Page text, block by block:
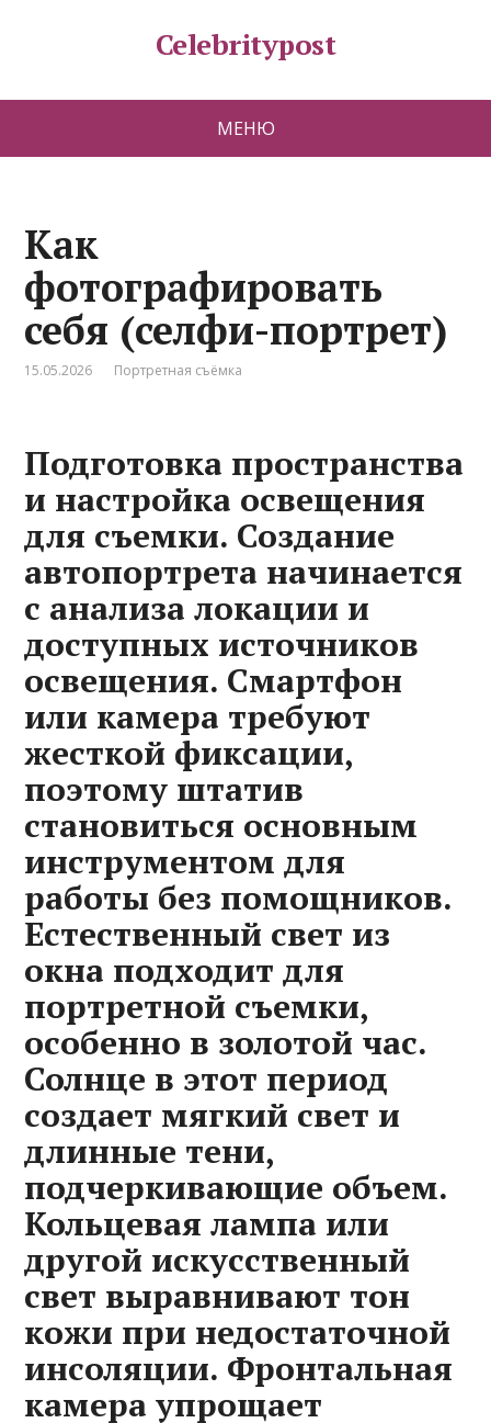
Celebritypost
МЕНЮ
Как
фотографировать
себя (селфи-портрет)
15.05.2026 Портретная съёмка
Подготовка пространства
и настройка освещения
для съемки. Создание
автопортрета начинается
с анализа локации и
доступных источников
освещения. Смартфон
или камера требуют
жесткой фиксации,
поэтому штатив
становиться основным
инструментом для
работы без помощников.
Естественный свет из
окна подходит для
портретной съемки,
особенно в золотой час.
Солнце в этот период
создает мягкий свет и
длинные тени,
подчеркивающие объем.
Кольцевая лампа или
другой искусственный
свет выравнивают тон
кожи при недостаточной
инсоляции. Фронтальная
камера упрощает